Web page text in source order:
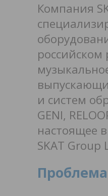
Компания
российском
и систем
GENI,
настоящее
SKAT Group
Проблема